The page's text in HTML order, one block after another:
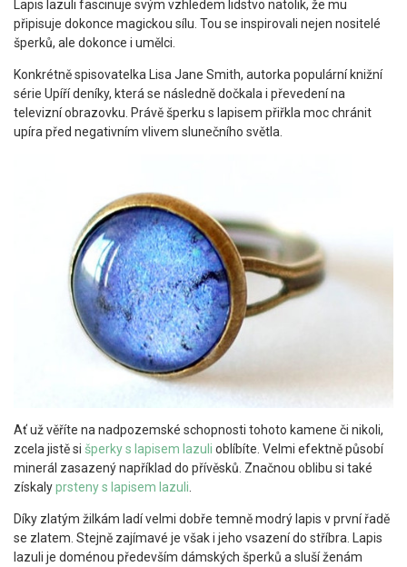
Lapis lazuli fascinuje svým vzhledem lidstvo natolik, že mu
připisuje dokonce magickou sílu. Tou se inspirovali nejen nositelé
šperků, ale dokonce i umělci.
Konkrétně spisovatelka Lisa Jane Smith, autorka populární knižní
série Upíří deníky, která se následně dočkala i převedení na
televizní obrazovku. Právě šperku s lapisem přiřkla moc chránit
upíra před negativním vlivem slunečního světla.
Ať už věříte na nadpozemské schopnosti tohoto kamene či nikoli,
zcela jistě si šperky s lapisem lazuli oblíbíte. Velmi efektně působí
minerál zasazený například do přívěsků. Značnou oblibu si také
získalyprsteny s lapisem lazuli
Díky zlatým žilkám ladí velmi dobře temně modrý lapis v první řadě
se zlatem. Stejně zajímavé je však i jeho vsazení do stříbra. Lapis
lazuli je doménou především dámských šperků a sluší ženám